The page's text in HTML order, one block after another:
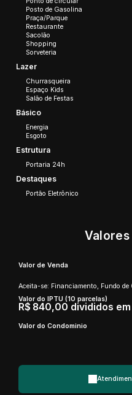
Posto de Gasolina
Praça/Parque
Restaurante
Sacolão
Shopping
Sorveteria
Lazer
Churrasqueira
Espaço Kids
Salão de Festas
Básico
Energia
Esgoto
Estrutura
Portaria 24h
Destaques
Portão Eletrônico
Valor de Venda
Aceita-se: Financiamento, Fundo de
Valor do IPTU (10 parcelas)
R$ 840,00 divididos em
Valor do Condominio